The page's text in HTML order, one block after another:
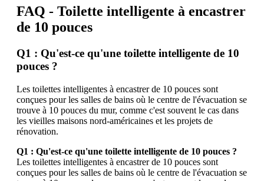
FAQ - Toilette intelligente à encastrer
de 10 pouces
Q1 : Qu'est-ce qu'une toilette intelligente de 10
pouces ?
Les toilettes intelligentes à encastrer de 10 pouces sont
conçues pour les salles de bains où le centre de l'évacuation se
trouve à 10 pouces du mur, comme c'est souvent le cas dans
les vieilles maisons nord-américaines et les projets de
rénovation.
Q1 : Qu'est-ce qu'une toilette intelligente de 10 pouces ?
Les toilettes intelligentes à encastrer de 10 pouces sont
conçues pour les salles de bains où le centre de l'évacuation se